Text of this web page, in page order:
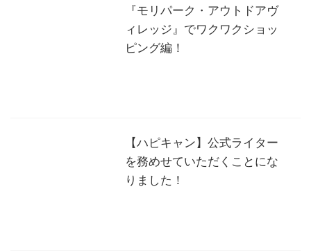
『モリパーク・アウトドアヴ
ィレッジ』でワクワクショッ
ピング編！
【ハピキャン】公式ライター
を務めせていただくことにな
りました！